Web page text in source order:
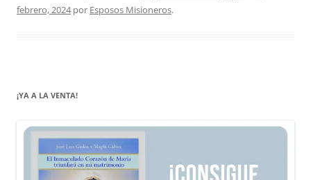
febrero, 2024por Esposos Misioneros.
¡YA A LA VENTA!